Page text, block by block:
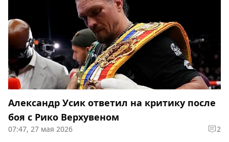
Александр Усик ответил на критику после
боя с Рико Верхувеном
07:47, 27 мая 2026 2